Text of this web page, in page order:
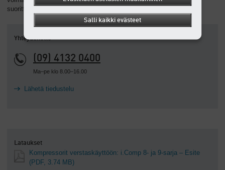
suorittaa yhdeltä sivulta.
Yhteydenotto
(09) 4132 0400
Ma–pe klo 8.00–16.00
Lähetä tiedustelu
Lataukset
Kompressorit verstaskäyttöön: i.Comp 8- ja 9-sarja – Esite
(PDF, 3.74 MB)
Salli kaikki evästeet